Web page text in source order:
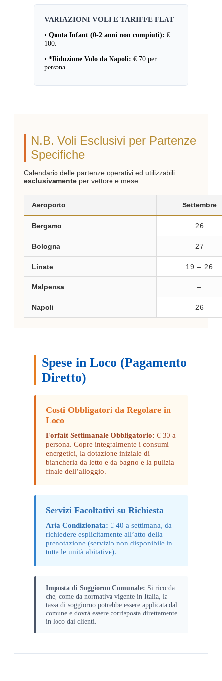
VARIAZIONI VOLI E TARIFFE FLAT
• Quota Infant (0-2 anni non compiuti): €
100.
• *Riduzione Volo da Napoli: € 70 per
persona
N.B. Voli Esclusivi per Partenze
Specifiche
Calendario delle partenze operativi ed utilizzabili
esclusivamente per vettore e mese:
Aeroporto Settembre
Bergamo 26
Bologna 27
Linate 19 – 26
Malpensa –
Napoli 26
Spese in Loco (Pagamento
Diretto)
Costi Obbligatori da Regolare in
Loco
Forfait Settimanale Obbligatorio: € 30 a
persona. Copre integralmente i consumi
energetici, la dotazione iniziale di
biancheria da letto e da bagno e la pulizia
finale dell’alloggio.
Servizi Facoltativi su Richiesta
Aria Condizionata: € 40 a settimana, da
richiedere esplicitamente all’atto della
prenotazione (servizio non disponibile in
tutte le unità abitative).
Imposta di Soggiorno Comunale: Si ricorda
che, come da normativa vigente in Italia, la
tassa di soggiorno potrebbe essere applicata dal
comune e dovrà essere corrisposta direttamente
in loco dai clienti.